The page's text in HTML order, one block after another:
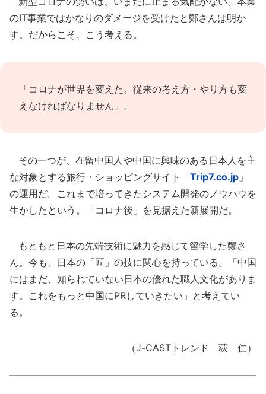
のIT事業ではかなりのダメージを受けたと鄭さんは明か
す。だからこそ、こう考える。
「コロナが世界を変えた。従来の考え方・やり方も変
えなければなりません」。
その一つが、在留中国人や中国に興味のある日本人を主
な対象とする旅行・ショッピングサイト「Trip7.co.jp 」
の運用だ。これまで培ってきたシステム開発のノウハウを
生かしたという。「コロナ後」を見据えた新展開だ。
もともと日本の先端技術に魅力を感じて留学した鄭さ
ん。今も、日本の「匠」の技に関心を持っている。「中国
にはまだ、知られていない日本の優れた職人文化がありま
す。これをもっと中国にPRしていきたい」と考えてい
る。
（J-CASTトレンド 荻 仁）